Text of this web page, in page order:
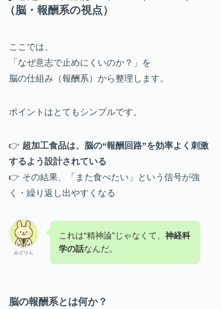
（脳・報酬系の視点）
ここでは、
「なぜ意志で止めにくいのか？」を
脳の仕組み（報酬系）から整理します。
ポイントはとてもシンプルです。
👉 超加工食品は、脳の“報酬回路”を効率よく刺激
するよう設計されている
👉 その結果、「また食べたい」という信号が強
く・繰り返し出やすくなる
みどりん
これは“精神論”じゃなくて、 神経科
学の話なんだ。
脳の報酬系とは何か？